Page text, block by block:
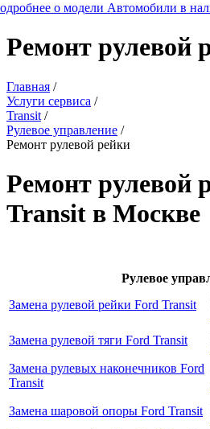
о модели Автомобили в
Ремонт рулевой
Главная /
Услуги сервиса /
Transit /
Рулевое управление /
Ремонт рулевой рейки
Ремонт рулевой
Transit в Москве
Рулевое
Замена рулевой рейки Ford Transit
Замена рулевой тяги Ford Transit
Замена рулевых наконечников Ford
Transit
Замена шаровой опоры Ford Transit